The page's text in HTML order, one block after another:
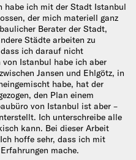
habe ich mit der Stadt Istanbul
der mich materiell ganz
Berater der Stadt,
Städte arbeiten zu
ich darauf nicht
von Istanbul habe ich aber
Jansen und Ehlgötz, in
habe, hat der
den Plan einem
von Istanbul ist aber –
Ich unterschreibe alle
kann. Bei dieser Arbeit
hoffe sehr, dass ich mit
mache.